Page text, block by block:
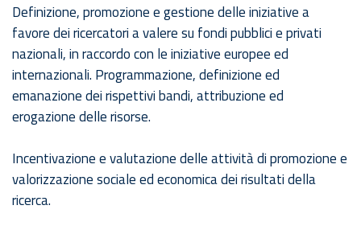
Definizione, promozione e gestione delle iniziative a
favore dei ricercatori a valere su fondi pubblici e privati
nazionali, in raccordo con le iniziative europee ed
internazionali. Programmazione, definizione ed
emanazione dei rispettivi bandi, attribuzione ed
erogazione delle risorse.
Incentivazione e valutazione delle attività di promozione e
valorizzazione sociale ed economica dei risultati della
ricerca.